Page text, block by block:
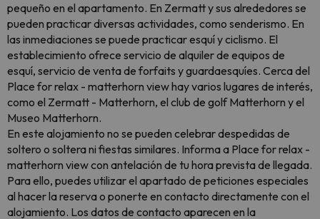
pequeño en el apartamento. En Zermatt y sus alrededores se
pueden practicar diversas actividades, como senderismo. En
las inmediaciones se puede practicar esquí y ciclismo. El
establecimiento ofrece servicio de alquiler de equipos de
esquí, servicio de venta de forfaits y guardaesquíes. Cerca del
Place for relax - matterhorn view hay varios lugares de interés,
como el Zermatt - Matterhorn, el club de golf Matterhorn y el
Museo Matterhorn.
En este alojamiento no se pueden celebrar despedidas de
soltero o soltera ni fiestas similares. Informa a Place for relax -
matterhorn view con antelación de tu hora prevista de llegada.
Para ello, puedes utilizar el apartado de peticiones especiales
al hacer la reserva o ponerte en contacto directamente con el
alojamiento. Los datos de contacto aparecen en la